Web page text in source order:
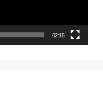
02:15